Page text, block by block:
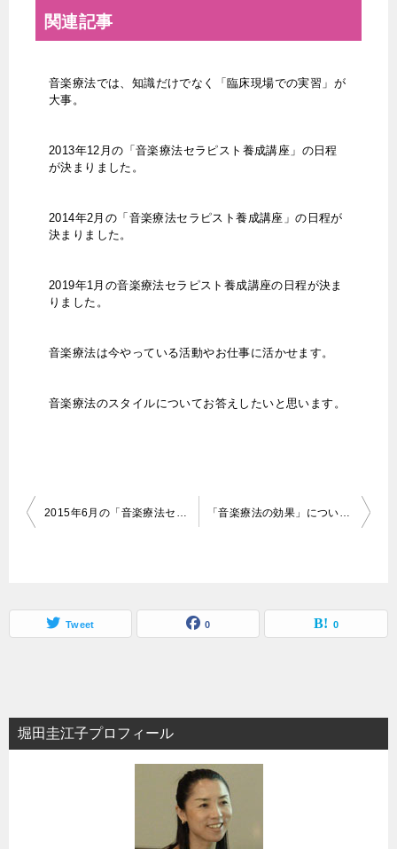
関連記事
音楽療法では、知識だけでなく「臨床現場での実習」が
大事。
2013年12月の「音楽療法セラピスト養成講座」の日程
が決まりました。
2014年2月の「音楽療法セラピスト養成講座」の日程が
決まりました。
2019年1月の音楽療法セラピスト養成講座の日程が決ま
りました。
音楽療法は今やっている活動やお仕事に活かせます。
音楽療法のスタイルについてお答えしたいと思います。
投
ン
2015年6月の「音楽療法セラピスト養成講座」の日程が決まりました。 「音楽療法の効果」について復習も兼ねてお話しします。
Tweet 0 0
堀田圭江子プロフィール